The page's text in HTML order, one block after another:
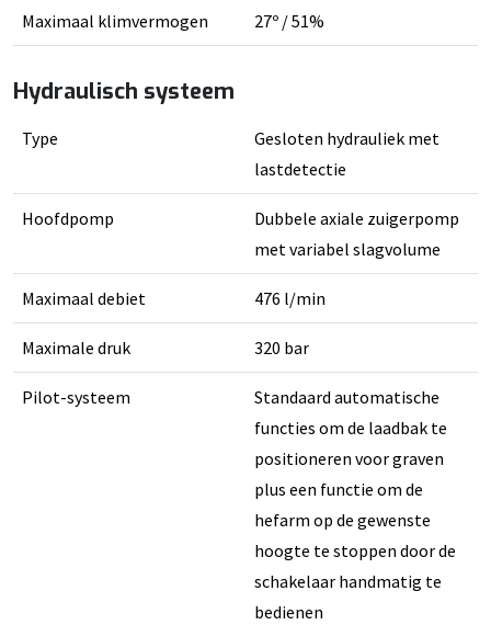
Maximaal klimvermogen 27º / 51%
Hydraulisch systeem
Type
Gesloten hydrauliek met
lastdetectie
Hoofdpomp
Dubbele axiale zuigerpomp
met variabel slagvolume
Maximaal debiet 476 l/min
Maximale druk 320 bar
Pilot-systeem
Standaard automatische
functies om de laadbak te
positioneren voor graven
plus een functie om de
hefarm op de gewenste
hoogte te stoppen door de
schakelaar handmatig te
bedienen